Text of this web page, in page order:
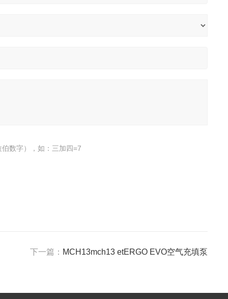
数字），如：三加四=7
下一篇： MCH13mch13 etERGO EVO空气充填泵